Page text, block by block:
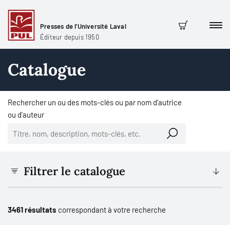
Presses de l'Université Laval
Éditeur depuis 1950
Panier
Catalogue
Rechercher un ou des mots-clés ou par nom d'autrice
ou d'auteur
Filtrer le catalogue
3461 résultats correspondant à votre recherche